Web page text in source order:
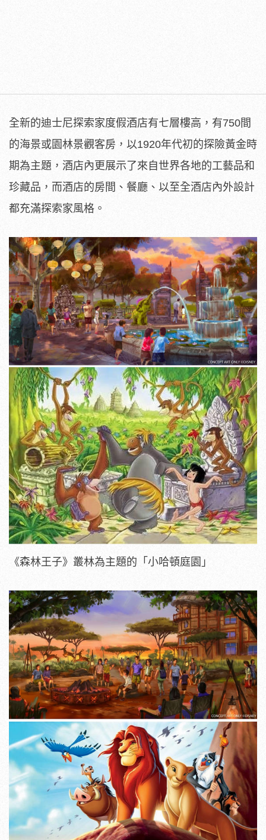
全新的迪士尼探索家度假酒店有七層樓高，有750間
的海景或園林景觀客房，以1920年代初的探險黃金時
期為主題，酒店內更展示了來自世界各地的工藝品和
珍藏品，而酒店的房間、餐廳、以至全酒店內外設計
都充滿探索家風格。
《森林王子》叢林為主題的「小哈頓庭園」